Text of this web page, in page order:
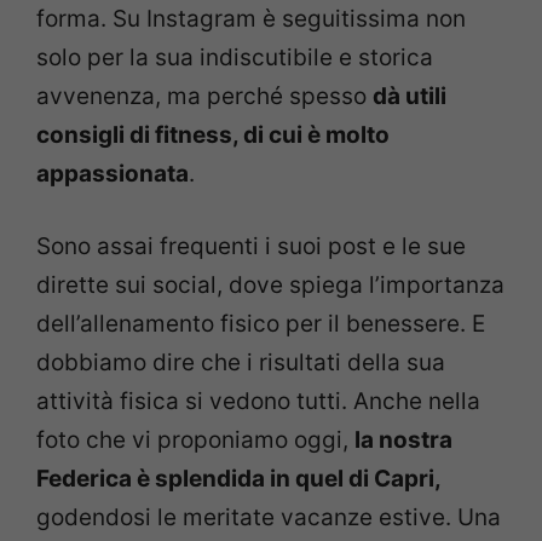
forma. Su Instagram è seguitissima non
solo per la sua indiscutibile e storica
avvenenza, ma perché spesso dà utili
consigli di fitness, di cui è molto
appassionata.
Sono assai frequenti i suoi post e le sue
dirette sui social, dove spiega l’importanza
dell’allenamento fisico per il benessere. E
dobbiamo dire che i risultati della sua
attività fisica si vedono tutti. Anche nella
foto che vi proponiamo oggi, la nostra
Federica è splendida in quel di Capri,
godendosi le meritate vacanze estive. Una